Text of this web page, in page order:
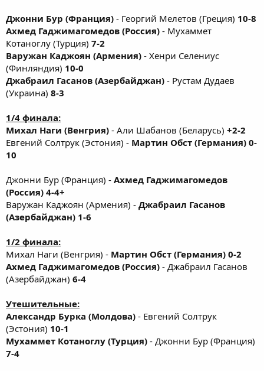
Джонни Бур (Франция) - Георгий Мелетов (Греция) 10-8
Ахмед Гаджимагомедов (Россия) - Мухаммет
Котаноглу (Турция) 7-2
Варужан Каджоян (Армения) - Хенри Селениус
(Финляндия) 10-0
Джабраил Гасанов (Азербайджан) - Рустам Дудаев
(Украина) 8-3
1/4 финала:
Михал Наги (Венгрия) - Али Шабанов (Беларусь) +2-2
Евгений Солтрук (Эстония) - Мартин Обст (Германия) 0-
10
Джонни Бур (Франция) - Ахмед Гаджимагомедов
(Россия) 4-4+
Варужан Каджоян (Армения) - Джабраил Гасанов
(Азербайджан) 1-6
1/2 финала:
Михал Наги (Венгрия) - Мартин Обст (Германия) 0-2
Ахмед Гаджимагомедов (Россия) - Джабраил Гасанов
(Азербайджан) 6-4
Утешительные:
Александр Бурка (Молдова) - Евгений Солтрук
(Эстония) 10-1
Мухаммет Котаноглу (Турция) - Джонни Бур (Франция)
7-4